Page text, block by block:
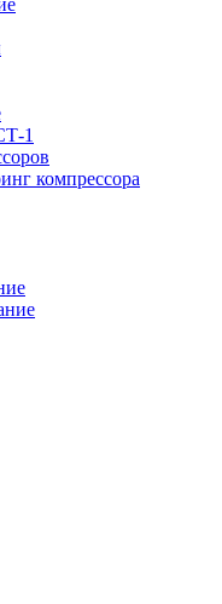
1
компрессора